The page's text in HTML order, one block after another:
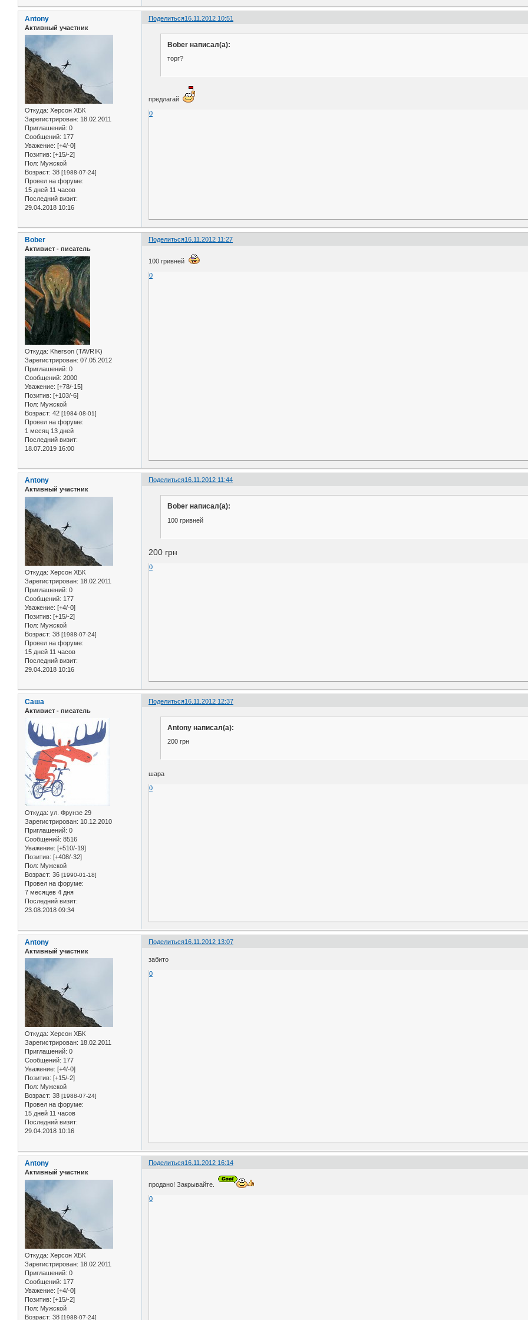
Поделиться16.11.2012 10:51
Antony
Активный участник
Откуда: Херсон ХБК
Зарегистрирован: 18.02.2011
Приглашений: 0
Сообщений: 177
Уважение: [+4/-0]
Позитив: [+15/-2]
Пол: Мужской
Возраст: 38 [1988-07-24]
Провел на форуме:
15 дней 11 часов
Последний визит:
29.04.2018 10:16
Bober написал(а):
торг?
предлагай
0
Поделиться16.11.2012 11:27
Bober
Активист - писатель
Откуда: Kherson (TAVRIK)
Зарегистрирован: 07.05.2012
Приглашений: 0
Сообщений: 2000
Уважение: [+78/-15]
Позитив: [+103/-6]
Пол: Мужской
Возраст: 42 [1984-08-01]
Провел на форуме:
1 месяц 13 дней
Последний визит:
18.07.2019 16:00
100 гривней
0
Поделиться16.11.2012 11:44
Antony
Активный участник
Откуда: Херсон ХБК
Зарегистрирован: 18.02.2011
Приглашений: 0
Сообщений: 177
Уважение: [+4/-0]
Позитив: [+15/-2]
Пол: Мужской
Возраст: 38 [1988-07-24]
Провел на форуме:
15 дней 11 часов
Последний визит:
29.04.2018 10:16
Bober написал(а):
100 гривней
200 грн
0
Поделиться16.11.2012 12:37
Саша
Активист - писатель
Откуда: ул. Фрунзе 29
Зарегистрирован: 10.12.2010
Приглашений: 0
Сообщений: 8516
Уважение: [+510/-19]
Позитив: [+408/-32]
Пол: Мужской
Возраст: 36 [1990-01-18]
Провел на форуме:
7 месяцев 4 дня
Последний визит:
23.08.2018 09:34
Antony написал(а):
200 грн
шара
0
Поделиться16.11.2012 13:07
Antony
Активный участник
Откуда: Херсон ХБК
Зарегистрирован: 18.02.2011
Приглашений: 0
Сообщений: 177
Уважение: [+4/-0]
Позитив: [+15/-2]
Пол: Мужской
Возраст: 38 [1988-07-24]
Провел на форуме:
15 дней 11 часов
Последний визит:
29.04.2018 10:16
забито
0
Поделиться16.11.2012 16:14
Antony
Активный участник
Откуда: Херсон ХБК
Зарегистрирован: 18.02.2011
Приглашений: 0
Сообщений: 177
Уважение: [+4/-0]
Позитив: [+15/-2]
Пол: Мужской
Возраст: 38 [1988-07-24]
продано! Закрывайте.
0